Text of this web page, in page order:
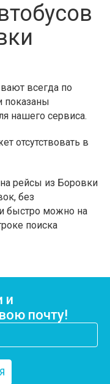
всегда по
показаны
нашего сервиса.
отсутствовать в
рейсы из Боровки
без
быстро можно на
поиска
и
почту!